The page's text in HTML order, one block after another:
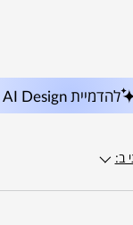
להדמיית AI Design
ב: